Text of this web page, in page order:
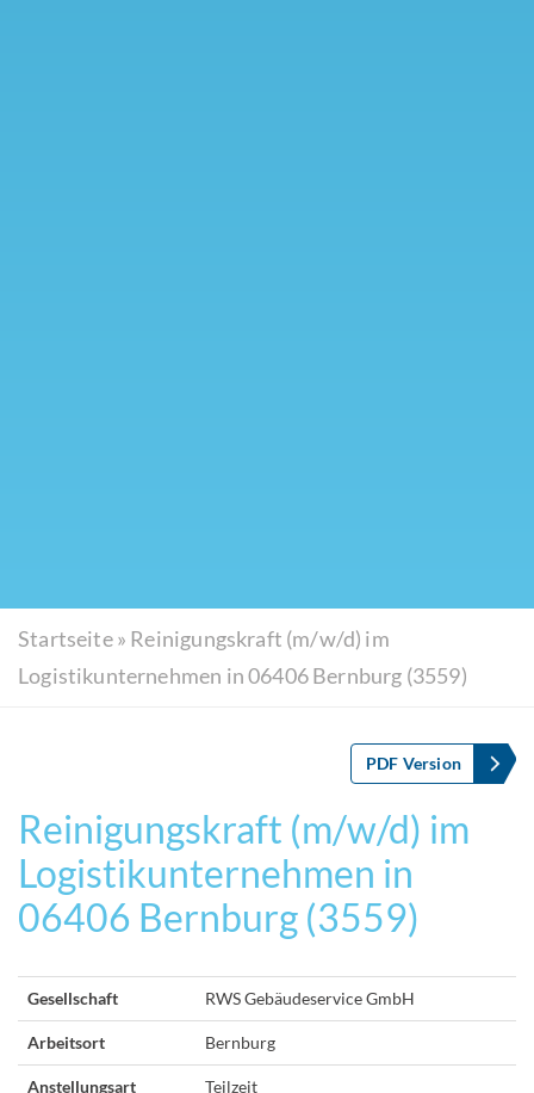
Startseite» Reinigungskraft (m/w/d) im
Logistikunternehmen in 06406 Bernburg (3559)
PDF Version
Reinigungskraft (m/w/d) im
Logistikunternehmen in
06406 Bernburg (3559)
Gesellschaft RWS Gebäudeservice GmbH
Arbeitsort Bernburg
Anstellungsart Teilzeit